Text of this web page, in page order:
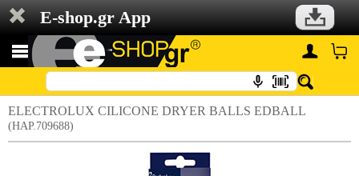
E-shop.gr App
ELECTROLUX CILICONE DRYER BALLS EDBALL
(HAP.709688)